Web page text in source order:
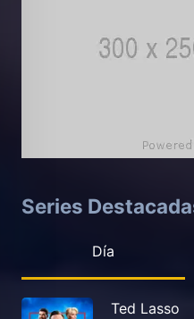
Series
Día
Ted Lasso